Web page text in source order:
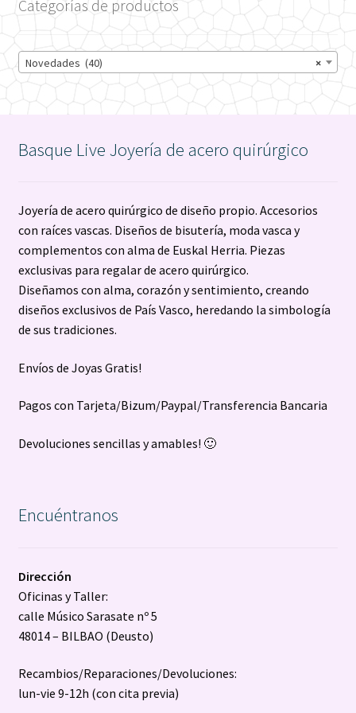
en
página
producto
Categorías de productos
×
Novedades (40)
Basque Live Joyería de acero quirúrgico
Joyería de acero quirúrgico de diseño propio. Accesorios
con raíces vascas. Diseños de bisutería, moda vasca y
complementos con alma de Euskal Herria. Piezas
exclusivas para regalar de acero quirúrgico.
Diseñamos con alma, corazón y sentimiento, creando
diseños exclusivos de País Vasco, heredando la simbología
de sus tradiciones.
Envíos de Joyas Gratis!
Pagos con Tarjeta/Bizum/Paypal/Transferencia Bancaria
Devoluciones sencillas y amables! 🙂
Encuéntranos
Dirección
Oficinas y Taller:
calle Músico Sarasate nº 5
48014 – BILBAO (Deusto)
Recambios/Reparaciones/Devoluciones:
lun-vie 9-12h (con cita previa)